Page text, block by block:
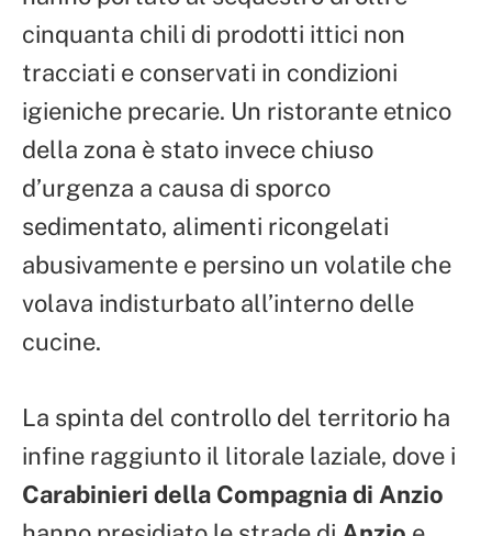
cinquanta chili di prodotti ittici non
tracciati e conservati in condizioni
igieniche precarie. Un ristorante etnico
della zona è stato invece chiuso
d’urgenza a causa di sporco
sedimentato, alimenti ricongelati
abusivamente e persino un volatile che
volava indisturbato all’interno delle
cucine.
La spinta del controllo del territorio ha
infine raggiunto il litorale laziale, dove i
Carabinieri della Compagnia di Anzio